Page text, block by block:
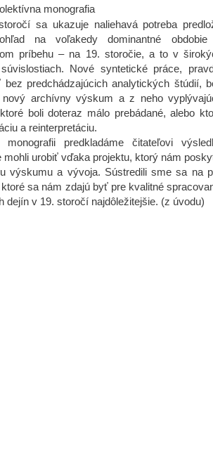
monografia
sa ukazuje naliehavá potreba
na voľakedy dominantné
príbehu – na 19. storočie, a to v
Nové syntetické práce,
bez predchádzajúcich analytických štúdií,
archívny výskum a z neho
boli doteraz málo prebádané, alebo
a reinterpretáciu.
predkladáme čitateľovi
urobiť vďaka projektu, ktorý nám
výskumu a vývoja. Sústredili sme sa na
sa nám zdajú byť pre kvalitné
dejín v 19. storočí najdôležitejšie. (z úvodu)